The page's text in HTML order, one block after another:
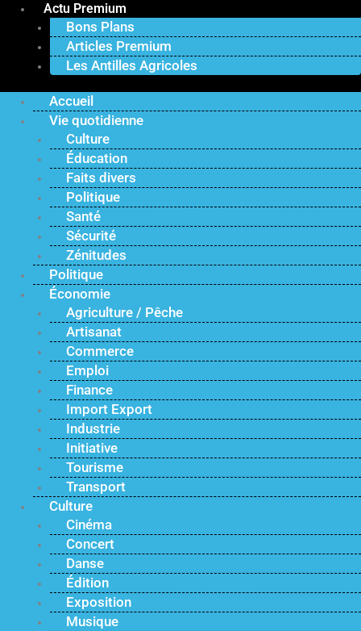
Actu Premium
Bons Plans
Articles Premium
Les Antilles Agricoles
Accueil
Vie quotidienne
Culture
Éducation
Faits divers
Politique
Santé
Sécurité
Zénitudes
Politique
Économie
Agriculture / Pêche
Artisanat
Commerce
Emploi
Finance
Import Export
Industrie
Initiative
Tourisme
Transport
Culture
Cinéma
Concert
Danse
Édition
Exposition
Musique